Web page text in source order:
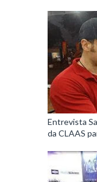
Entrevista
da CLAAS